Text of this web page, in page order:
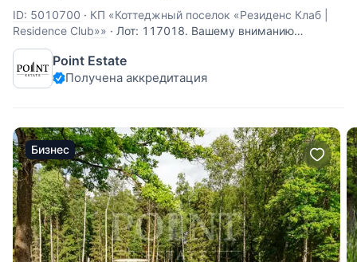
ID: 5010700 · КП «Коттеджный поселок «Резиденс Клаб |
Residence Club»» · Лот: 117018. Вашему вниманию
предлагается дом 1150 кв.м. "под ключ", расположенный
на превосходном участке 30 соток с дорогими
ландшафтными работами в поселке премиум-класса на
Point Estate
Получена аккредитация
Бизнес